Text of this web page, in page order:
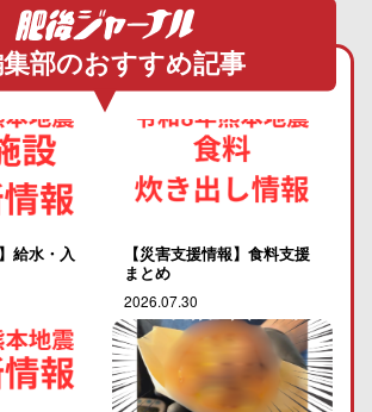
部のおすすめ記事
給水・入
【災害支援情報】食料支援
まとめ
2026.07.30